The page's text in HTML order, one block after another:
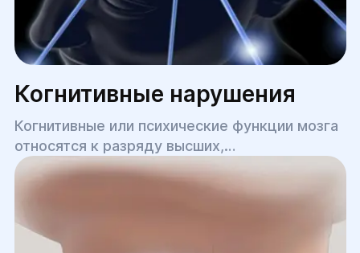
Когнитивные нарушения
Когнитивные или психические функции мозга
относятся к разряду высших,
обеспечивающих человеку возможность
называться «человеком разумным».